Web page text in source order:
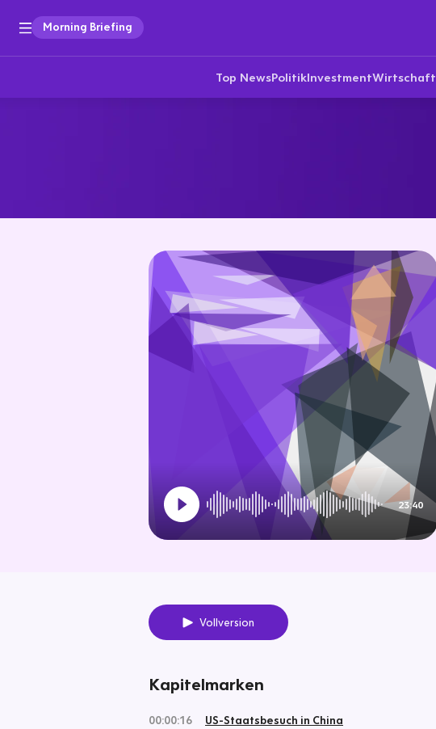
Morning Briefing
Top NewsPolitikInvestmentWirtschaft
23:40
Vollversion
Kapitelmarken
00:00:16
US-Staatsbesuch in China